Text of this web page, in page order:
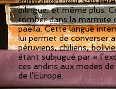
bilingue, et même plus.
tomber dans la marmite
paëlla. Cette langue
lui permet de converser
péruviens, chiliens,
étant subjugué par «
ces andins aux modes
de l’Europe.